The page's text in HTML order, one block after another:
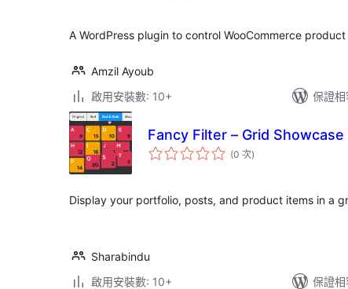
A WordPress plugin to control WooCommerce
Amzil Ayoub
啟用安裝數: 10+
保證
Fancy Filter – Grid
(0 次評
分)
Display your portfolio, posts, and product items in a
Sharabindu
啟用安裝數: 10+
保證